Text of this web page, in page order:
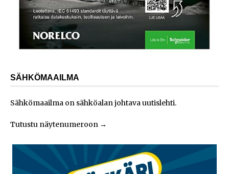
SÄHKÖMAAILMA
Sähkömaailma on sähköalan johtava uutislehti.
Tutustu näytenumeroon →